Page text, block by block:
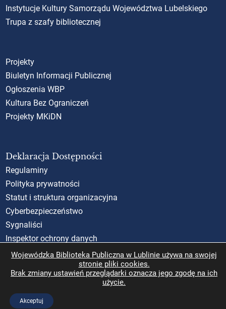
Instytucje Kultury Samorządu Województwa Lubelskiego
Trupa z szafy bibliotecznej
Projekty
Biuletyn Informacji Publicznej
Ogłoszenia WBP
Kultura Bez Ograniczeń
Projekty MKiDN
Deklaracja Dostępności
Regulaminy
Polityka prywatności
Statut i struktura organizacyjna
Cyberbezpieczeństwo
Sygnaliści
Inspektor ochrony danych
Standardy Ochrony Małoletnich (SOM)
Rzecznik Praw Obywatelskich
Wojewódzka Biblioteka Publiczna w Lublinie używa na swojej
stronie pliki cookies.
Brak zmiany ustawień przeglądarki oznacza jego zgodę na ich
użycie.
Akceptuj